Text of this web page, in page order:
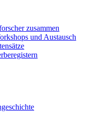
zusammen
und Austausch